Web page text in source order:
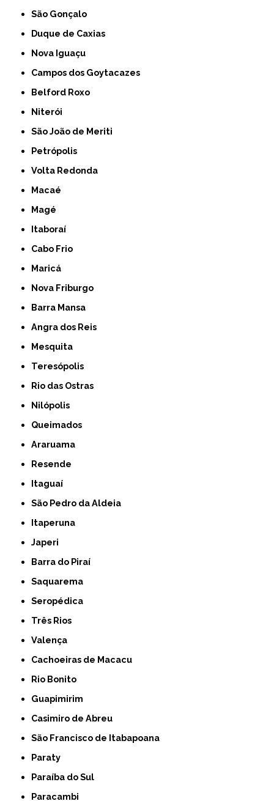
São Gonçalo
Duque de Caxias
Nova Iguaçu
Campos dos Goytacazes
Belford Roxo
Niterói
São João de Meriti
Petrópolis
Volta Redonda
Macaé
Magé
Itaboraí
Cabo Frio
Maricá
Nova Friburgo
Barra Mansa
Angra dos Reis
Mesquita
Teresópolis
Rio das Ostras
Nilópolis
Queimados
Araruama
Resende
Itaguaí
São Pedro da Aldeia
Itaperuna
Japeri
Barra do Piraí
Saquarema
Seropédica
Três Rios
Valença
Cachoeiras de Macacu
Rio Bonito
Guapimirim
Casimiro de Abreu
São Francisco de Itabapoana
Paraty
Paraíba do Sul
Paracambi